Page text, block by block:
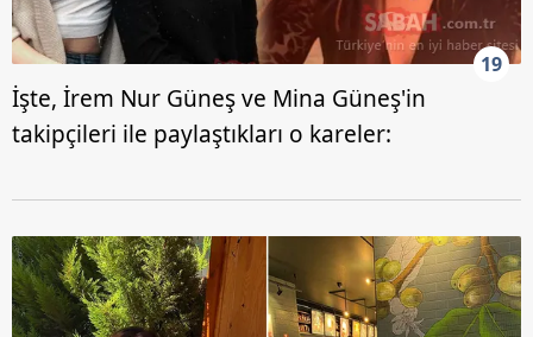
19
İşte, İrem Nur Güneş ve Mina Güneş'in
takipçileri ile paylaştıkları o kareler: